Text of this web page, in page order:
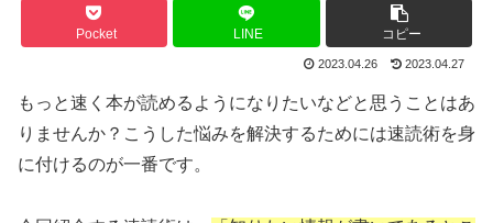
Pocket LINE コピー
2023.04.26 2023.04.27
もっと速く本が読めるようになりたいなどと思うことはあ
りませんか？こうした悩みを解決するためには速読術を身
に付けるのが一番です。